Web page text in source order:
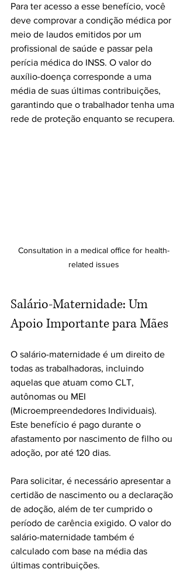
Para ter acesso a esse benefício, você
deve comprovar a condição médica por
meio de laudos emitidos por um
profissional de saúde e passar pela
perícia médica do INSS. O valor do
auxílio-doença corresponde a uma
média de suas últimas contribuições,
garantindo que o trabalhador tenha uma
rede de proteção enquanto se recupera.
Consultation in a medical office for health-
related issues
Salário-Maternidade: Um
Apoio Importante para Mães
O salário-maternidade é um direito de
todas as trabalhadoras, incluindo
aquelas que atuam como CLT,
autônomas ou MEI
(Microempreendedores Individuais).
Este benefício é pago durante o
afastamento por nascimento de filho ou
adoção, por até 120 dias.
Para solicitar, é necessário apresentar a
certidão de nascimento ou a declaração
de adoção, além de ter cumprido o
período de carência exigido. O valor do
salário-maternidade também é
calculado com base na média das
últimas contribuições.